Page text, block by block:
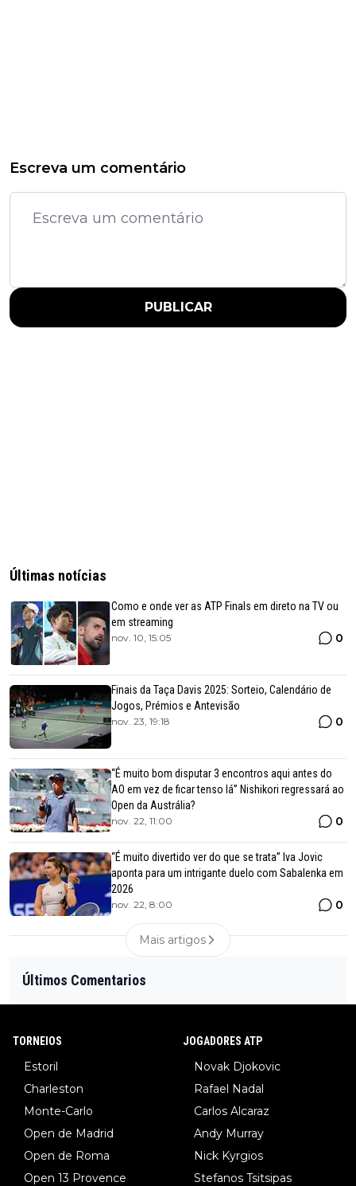
Escreva um comentário
PUBLICAR
Últimas notícias
Como e onde ver as ATP Finals em direto na TV ou
em streaming
nov. 10, 15:05 0
Finais da Taça Davis 2025: Sorteio, Calendário de
Jogos, Prémios e Antevisão
nov. 23, 19:18 0
“É muito bom disputar 3 encontros aqui antes do
AO em vez de ficar tenso lá” Nishikori regressará ao
Open da Austrália?
nov. 22, 11:00 0
“É muito divertido ver do que se trata” Iva Jovic
aponta para um intrigante duelo com Sabalenka em
2026
nov. 22, 8:00 0
Mais artigos
Últimos Comentarios
TORNEIOS
Estoril
Charleston
Monte-Carlo
Open de Madrid
Open de Roma
Open 13 Provence
JOGADORES ATP
Novak Djokovic
Rafael Nadal
Carlos Alcaraz
Andy Murray
Nick Kyrgios
Stefanos Tsitsipas